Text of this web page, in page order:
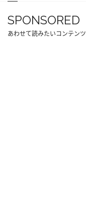
SPONSORED
あわせて読みたいコンテンツ